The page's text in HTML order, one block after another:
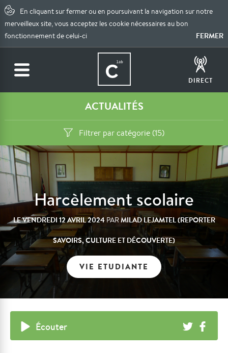
En cliquant sur fermer ou en poursuivant la navigation sur notre
merveilleux site, vous acceptez les cookie nécessaires au bon
fonctionnement de celui-ci
FERMER
DIRECT
ACTUALITÉS
Filtrer par catégorie (15)
Harcèlement scolaire
LEVENDREDI 12 AVRIL 2024 PARMILAD LEJAMTEL (REPORTER
SAVOIRS, CULTURE ET DÉCOUVERTE)
VIE ETUDIANTE
Écouter